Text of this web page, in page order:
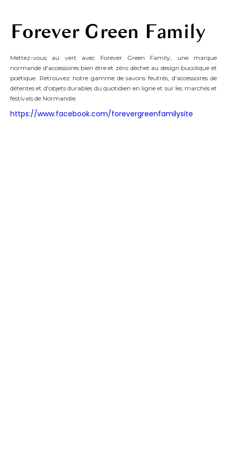
Forever Green Family
Mettez-vous au vert avec Forever Green Family, une marque
normande d'accessoires bien être et zéro déchet au design bucolique et
poétique. Retrouvez notre gamme de savons feutrés, d'accessoires de
détentes et d'objets durables du quotidien en ligne et sur les marchés et
festivals de Normandie.
https://www.facebook.com/forevergreenfamilysite